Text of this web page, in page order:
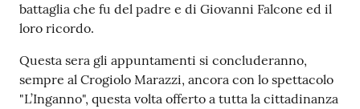
battaglia che fu del padre e di Giovanni Falcone ed il
loro ricordo.
Questa sera gli appuntamenti si concluderanno,
sempre al Crogiolo Marazzi, ancora con lo spettacolo
"L’Inganno", questa volta offerto a tutta la cittadinanza